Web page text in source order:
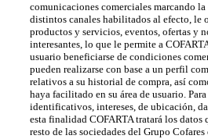
comunicaciones comerciales marcando la
distintos canales habilitados al efecto, le
productos y servicios, eventos, ofertas y
interesantes, lo que le permite a
usuario beneficiarse de condiciones
pueden realizarse con base a un perfil
relativos a su historial de compra, así como
haya facilitado en su área de usuario. Para
identificativos, intereses, de ubicación,
esta finalidad COFARTA tratará los datos
resto de las sociedades del Grupo Cofares